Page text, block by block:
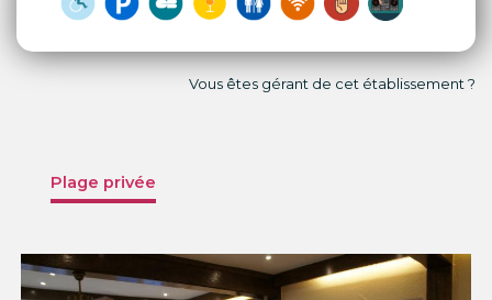
Vous êtes gérant de cet établissement ?
Plage privée